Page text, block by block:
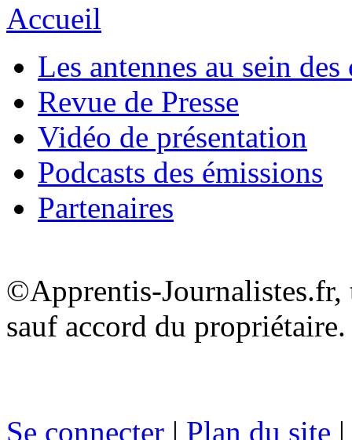
Accueil
Les antennes au sein des
Revue de Presse
Vidéo de présentation
Podcasts des émissions
Partenaires
©Apprentis-
sauf accord du propriétaire.
Se connecter | Plan du site |